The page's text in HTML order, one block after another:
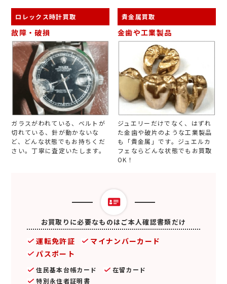
ロレックス時計買取
故障・破損
ガラスがわれている、ベルトが
切れている、針が動かないな
ど、どんな状態でもお持ちくだ
さい。丁寧に査定いたします。
貴金属買取
金歯や工業製品
ジュエリーだけでなく、はずれ
た金歯や破片のような工業製品
も「貴金属」です。ジュエルカ
フェならどんな状態でもお買取
OK！
お買取りに必要なものはご本人確認書類だけ
運転免許証
マイナンバーカード
パスポート
住民基本台帳カード
在留カード
特別永住者証明書